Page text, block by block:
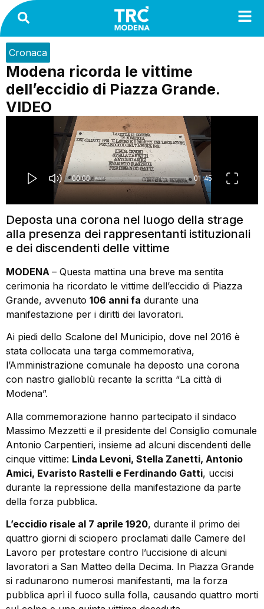
Cronaca
Modena ricorda le vittime
dell’eccidio di Piazza Grande.
VIDEO
Deposta una corona nel luogo della strage
alla presenza dei rappresentanti istituzionali
e dei discendenti delle vittime
MODENA – Questa mattina una breve ma sentita
cerimonia ha ricordato le vittime dell’eccidio di Piazza
Grande, avvenuto 106 anni fa durante una
manifestazione per i diritti dei lavoratori.
Ai piedi dello Scalone del Municipio, dove nel 2016 è
stata collocata una targa commemorativa,
l’Amministrazione comunale ha deposto una corona
con nastro gialloblù recante la scritta “La città di
Modena”.
Alla commemorazione hanno partecipato il sindaco
Massimo Mezzetti e il presidente del Consiglio comunale
Antonio Carpentieri, insieme ad alcuni discendenti delle
cinque vittime: Linda Levoni, Stella Zanetti, Antonio
Amici, Evaristo Rastelli e Ferdinando Gatti, uccisi
durante la repressione della manifestazione da parte
della forza pubblica.
L’eccidio risale al 7 aprile 1920, durante il primo dei
quattro giorni di sciopero proclamati dalle Camere del
Lavoro per protestare contro l’uccisione di alcuni
lavoratori a San Matteo della Decima. In Piazza Grande
si radunarono numerosi manifestanti, ma la forza
pubblica aprì il fuoco sulla folla, causando quattro morti